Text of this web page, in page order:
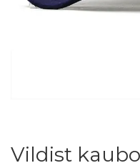
Vildist